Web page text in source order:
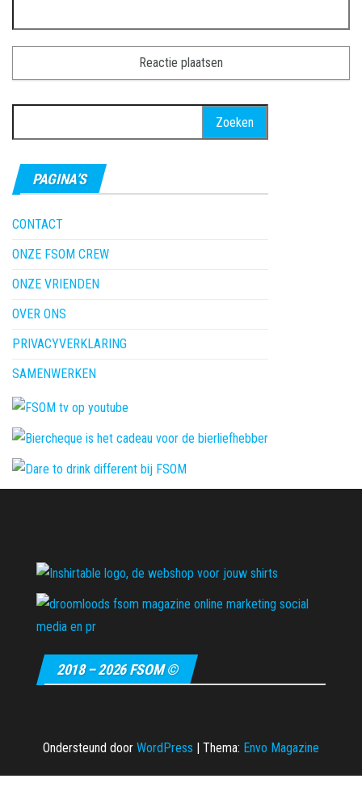
naar:
PAGINA’S
CONTACT
ONZE FSOM CREW
ONZE VRIENDEN
OVER ONS
PRIVACYVERKLARING
SAMENWERKEN
2018 – 2026 FSOM ©
Ondersteund door WordPress | Thema: Envo Magazine